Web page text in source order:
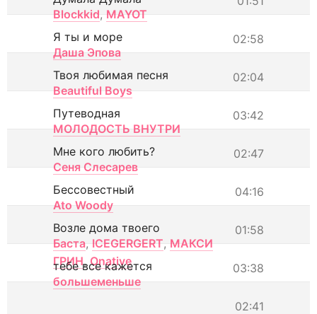
Blockkid, MAYOT
02:58
Я ты и море
Даша Эпова
02:04
Твоя любимая песня
Beautiful Boys
03:42
Путеводная
МОЛОДОСТЬ ВНУТРИ
02:47
Мне кого любить?
Сеня Слесарев
04:16
Бессовестный
Ato Woody
01:58
Возле дома твоего
Баста, ICEGERGERT, МАКСИ
ГРИН, Onative 03:38
тебе все кажется
большеменьше
02:41